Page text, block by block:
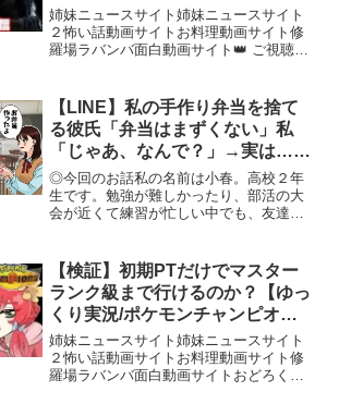
姉妹ニュースサイト姉妹ニュースサイト
２怖い話動画サイトお料理動画サイト修
羅場ラバンバ面白動画サイト👑 ご視聴あ
Lスターしゅんしゅんです（Lスター + し
ゅんしゅん ←...
【LINE】私の手作り弁当を捨て
る彼氏「弁当はまずくない」私
「じゃあ、なんで？」→実は…
【スカッとする話】
◎今回のお話私の名前は小春。高校２年
生です。勉強が難しかったり、部活の大
会が近くて練習が忙しい中でも、友達と
っています。そんな充分に楽しい日々を
過ごしていましたが、つい...
【検証】初期PTだけでマスター
ランク級まで行けるのか？【ゆっ
くり実況/ポケモンチャンピオン
ズ】
姉妹ニュースサイト姉妹ニュースサイト
２怖い話動画サイトお料理動画サイト修
羅場ラバンバ面白動画サイトおどろくが